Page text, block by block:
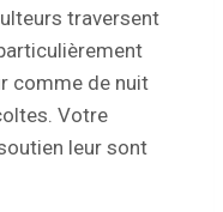
traversent
comme de nuit
Votre
leur sont